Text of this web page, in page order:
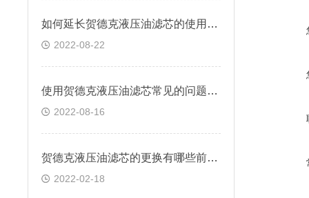
如何延长贺德克液压油滤芯的使用寿命
2022-08-22
使用贺德克液压油滤芯常见的问题有哪些？
2022-08-16
贺德克液压油滤芯的更换有哪些前提条件
2022-02-18